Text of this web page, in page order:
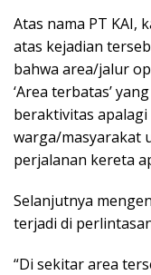
Atas nama PT KAI,
atas kejadian
bahwa area/jalur
‘Area terbatas’
beraktivitas
warga/masyarakat
perjalanan kereta
Selanjutnya
terjadi di
“Di sekitar area